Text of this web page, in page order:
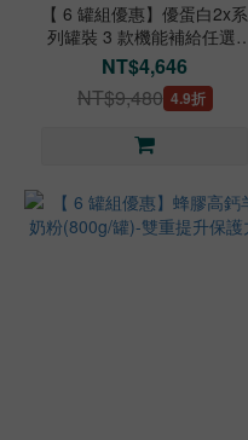
【 6 罐組優惠】優蛋白2x系
列罐裝 3 款機能補給任選-
2x/好眠/關鍵
NT$4,646
NT$9,480 4.9折